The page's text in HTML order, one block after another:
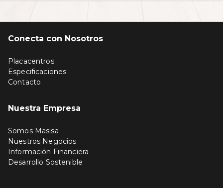
Conecta con Nosotros
Placacentros
Especificaciones
Contacto
Nuestra Empresa
Somos Masisa
Nuestros Negocios
Información Financiera
Desarrollo Sostenible